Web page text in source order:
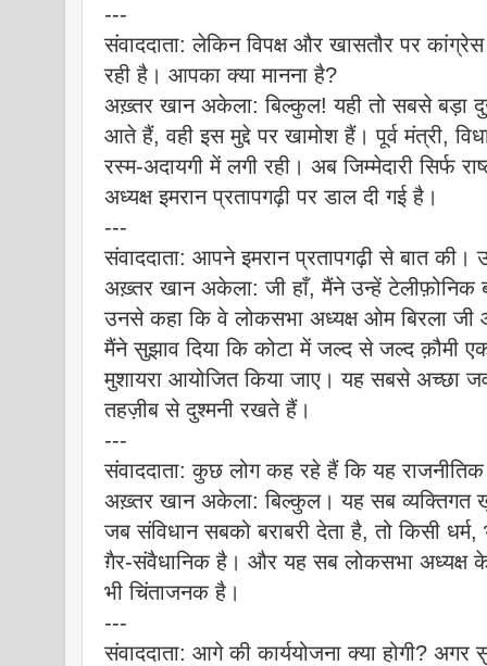
---
संवाददाता: लेकिन विपक्ष और खासतौर पर
रही है। आपका क्या मानना है?
अख़्तर खान अकेला: बिल्कुल! यही तो सबसे बड़ा
आते हैं, वही इस मुद्दे पर खामोश हैं। पूर्व मंत्री,
रस्म-अदायगी में लगी रही। अब जिम्मेदारी सिर्फ
अध्यक्ष इमरान प्रतापगढ़ी पर डाल दी गई है।
---
संवाददाता: आपने इमरान प्रतापगढ़ी से बात की।
अख़्तर खान अकेला: जी हाँ, मैंने उन्हें टेलीफ़ोनिक
उनसे कहा कि वे लोकसभा अध्यक्ष ओम बिरला जी
मैंने सुझाव दिया कि कोटा में जल्द से जल्द क़ौमी
मुशायरा आयोजित किया जाए। यह सबसे अच्छा
तहज़ीब से दुश्मनी रखते हैं।
---
संवाददाता: कुछ लोग कह रहे हैं कि यह
अख़्तर खान अकेला: बिल्कुल। यह सब व्यक्तिगत
जब संविधान सबको बराबरी देता है, तो किसी
ग़ैर-संवैधानिक है। और यह सब लोकसभा अध्यक्ष
भी चिंताजनक है।
---
संवाददाता: आगे की कार्ययोजना क्या होगी? अगर